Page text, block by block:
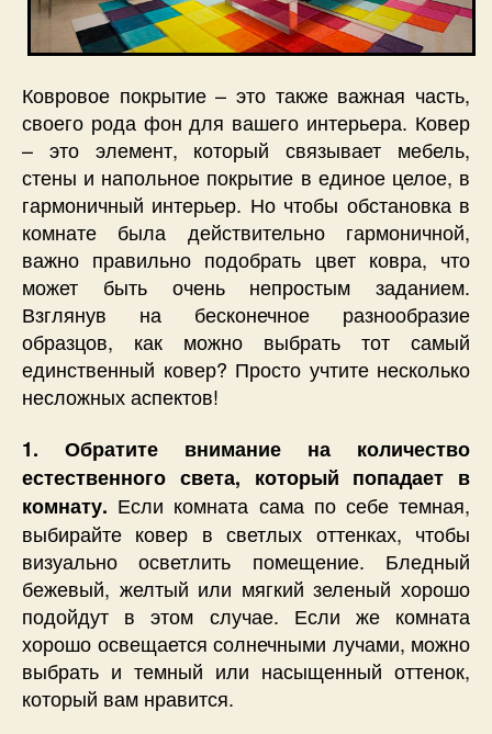
Ковровое покрытие – это также важная часть,
своего рода фон для вашего интерьера. Ковер
– это элемент, который связывает мебель,
стены и напольное покрытие в единое целое, в
гармоничный интерьер. Но чтобы обстановка в
комнате была действительно гармоничной,
важно правильно подобрать цвет ковра, что
может быть очень непростым заданием.
Взглянув на бесконечное разнообразие
образцов, как можно выбрать тот самый
единственный ковер? Просто учтите несколько
несложных аспектов!
1. Обратите внимание на количество
естественного света, который попадает в
комнату. Если комната сама по себе темная,
выбирайте ковер в светлых оттенках, чтобы
визуально осветлить помещение. Бледный
бежевый, желтый или мягкий зеленый хорошо
подойдут в этом случае. Если же комната
хорошо освещается солнечными лучами, можно
выбрать и темный или насыщенный оттенок,
который вам нравится.